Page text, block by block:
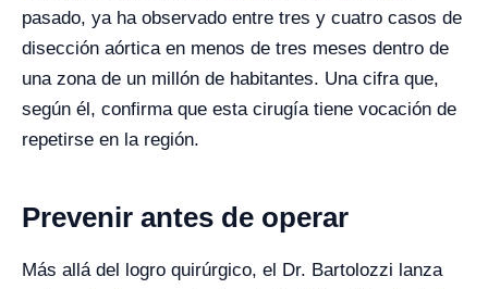
pasado, ya ha observado entre tres y cuatro casos de
disección aórtica en menos de tres meses dentro de
una zona de un millón de habitantes. Una cifra que,
según él, confirma que esta cirugía tiene vocación de
repetirse en la región.
Prevenir antes de operar
Más allá del logro quirúrgico, el Dr. Bartolozzi lanza